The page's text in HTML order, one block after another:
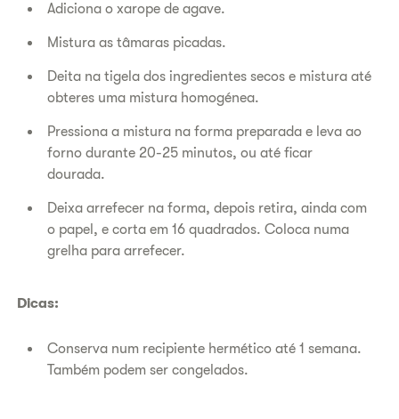
Adiciona o xarope de agave.
Mistura as tâmaras picadas.
Deita na tigela dos ingredientes secos e mistura até
obteres uma mistura homogénea.
Pressiona a mistura na forma preparada e leva ao
forno durante 20-25 minutos, ou até ficar
dourada.
Deixa arrefecer na forma, depois retira, ainda com
o papel, e corta em 16 quadrados. Coloca numa
grelha para arrefecer.
Dicas:
Conserva num recipiente hermético até 1 semana.
Também podem ser congelados.